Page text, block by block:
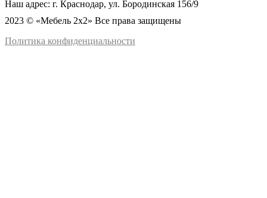
Наш адрес: г. Краснодар, ул. Бородинская 156/9
2023 © «Мебель 2x2» Все права защищены
Политика конфиденциальности